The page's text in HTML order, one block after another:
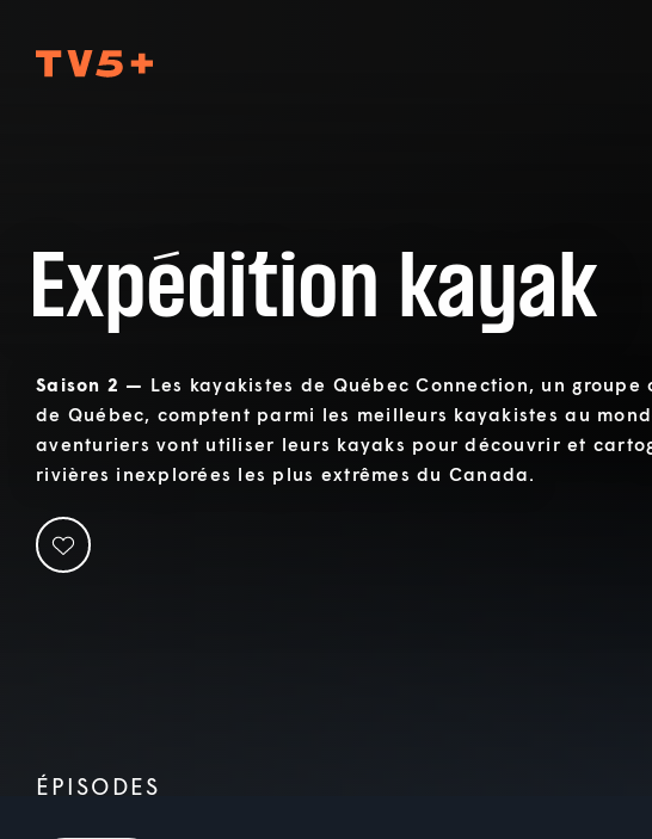
Expédition kayak
Saison 2 — Les kayakistes de Québec Connection, un groupe
de Québec, comptent parmi les meilleurs kayakistes au
aventuriers vont utiliser leurs kayaks pour découvrir et
rivières inexplorées les plus extrêmes du Canada.
ÉPISODES